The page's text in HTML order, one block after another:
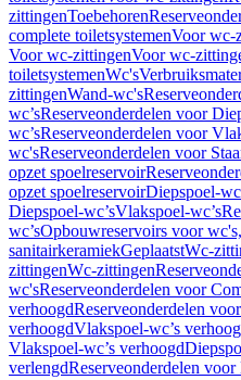
zittingenToebehoren
complete toiletsystemenVoor wc-
Voor wc-zittingenVoor wc-
toiletsystemenWc's
zittingenWand-wc's
wc’sReserveonderdelen voor
wc’sReserveonderdelen voor
wc'sReserveonderdelen voor
opzet spoelreservoir
opzet spoelreservoirDiepspoel-
Diepspoel-wc’sVlakspoel-wc’s
wc’sOpbouwreservoirs voor
sanitairkeramiekGeplaatstWc-
zittingenWc-zittingen
wc'sReserveonderdelen voor
verhoogdReserveonderdelen
verhoogdVlakspoel-wc’s
Vlakspoel-wc’s verhoogd
verlengdReserveonderdelen